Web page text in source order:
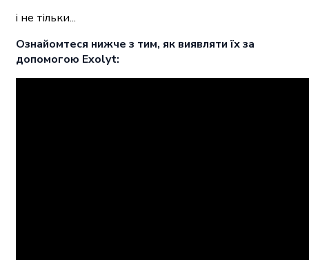
і не тільки...
Ознайомтеся нижче з тим, як виявляти їх за
допомогою Exolyt: